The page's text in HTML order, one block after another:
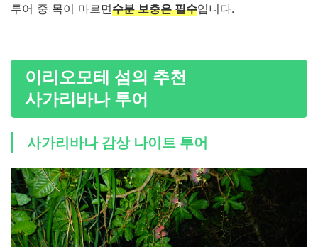
투어 중 목이 마르면수분 보충은 필수입니다.
이리오모테 섬의 추천
사가리바나 투어
사가리바나 감상 나이트 투어